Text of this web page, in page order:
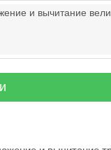
и вычитание